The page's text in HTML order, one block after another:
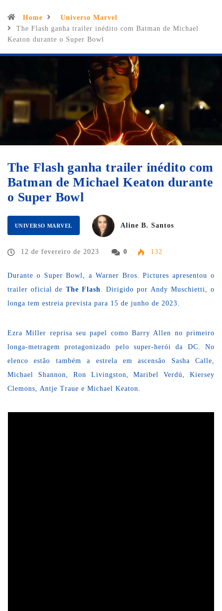
Home
Universo Marvel
The Flash ganha trailer inédito com Batman de Michael
Keaton durante o Super Bowl
The Flash ganha trailer inédito com
Batman de Michael Keaton durante
o Super Bowl
UNIVERSO MARVEL Aline B. Santos
12 de fevereiro de 2023 0 132
Durante o Super Bowl, a Warner Bros. Pictures apresentou o
trailer oficial de The Flash
. Dirigido por Andy Muschietti, o
longa tem estreia prevista para 15 de junho de 2023.
Ezra Miller reprisa seu papel como Barry Allen no primeiro
longa-metragem protagonizado pelo super-herói da DC. No
elenco estão também a estrela em ascensão Sasha Calle,
Michael Shannon, Ron Livingston, Maribel Verdú, Kiersey
Clemons, Antje Traue e Michael Keaton.